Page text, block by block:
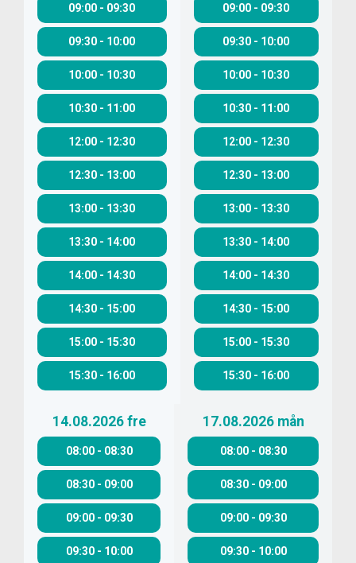
09:00 - 09:30
09:30 - 10:00
10:00 - 10:30
10:30 - 11:00
12:00 - 12:30
12:30 - 13:00
13:00 - 13:30
13:30 - 14:00
14:00 - 14:30
14:30 - 15:00
15:00 - 15:30
15:30 - 16:00
09:00 - 09:30
09:30 - 10:00
10:00 - 10:30
10:30 - 11:00
12:00 - 12:30
12:30 - 13:00
13:00 - 13:30
13:30 - 14:00
14:00 - 14:30
14:30 - 15:00
15:00 - 15:30
15:30 - 16:00
14.08.2026 fre
08:00- 08:30
08:30- 09:00
09:00- 09:30
09:30- 10:00
17.08.2026 mån
08:00- 08:30
08:30- 09:00
09:00- 09:30
09:30- 10:00